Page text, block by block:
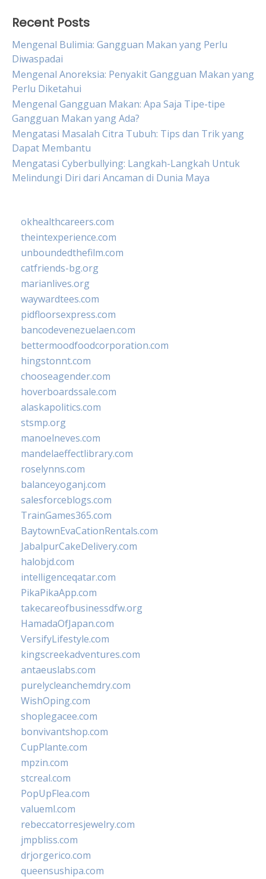
Recent Posts
Mengenal Bulimia: Gangguan Makan yang Perlu
Diwaspadai
Mengenal Anoreksia: Penyakit Gangguan Makan yang
Perlu Diketahui
Mengenal Gangguan Makan: Apa Saja Tipe-tipe
Gangguan Makan yang Ada?
Mengatasi Masalah Citra Tubuh: Tips dan Trik yang
Dapat Membantu
Mengatasi Cyberbullying: Langkah-Langkah Untuk
Melindungi Diri dari Ancaman di Dunia Maya
okhealthcareers.com
theintexperience.com
unboundedthefilm.com
catfriends-bg.org
marianlives.org
waywardtees.com
pidfloorsexpress.com
bancodevenezuelaen.com
bettermoodfoodcorporation.com
hingstonnt.com
chooseagender.com
hoverboardssale.com
alaskapolitics.com
stsmp.org
manoelneves.com
mandelaeffectlibrary.com
roselynns.com
balanceyoganj.com
salesforceblogs.com
TrainGames365.com
BaytownEvaCationRentals.com
JabalpurCakeDelivery.com
halobjd.com
intelligenceqatar.com
PikaPikaApp.com
takecareofbusinessdfw.org
HamadaOfJapan.com
VersifyLifestyle.com
kingscreekadventures.com
antaeuslabs.com
purelycleanchemdry.com
WishOping.com
shoplegacee.com
bonvivantshop.com
CupPlante.com
mpzin.com
stcreal.com
PopUpFlea.com
valueml.com
rebeccatorresjewelry.com
jmpbliss.com
drjorgerico.com
queensushipa.com